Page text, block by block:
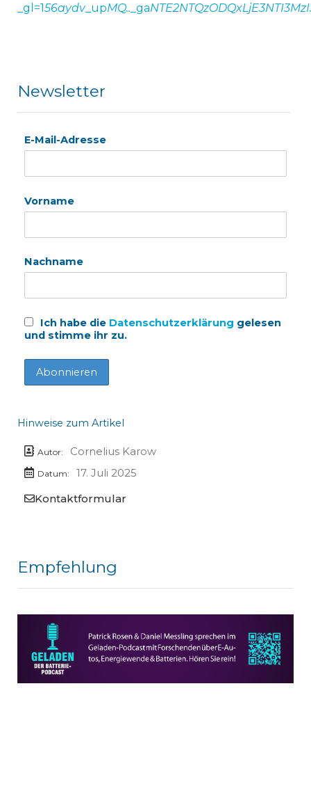
_gl=156aydv_upMQ.. _ga
Newsletter
E-Mail-Adresse
Vorname
Nachname
Ich habe die Datenschutzerklärung gelesen
und stimme ihr zu.
Hinweise zum Artikel
Autor: Cornelius Karow
Datum:
17. Juli 2025
Kontaktformular
Empfehlung